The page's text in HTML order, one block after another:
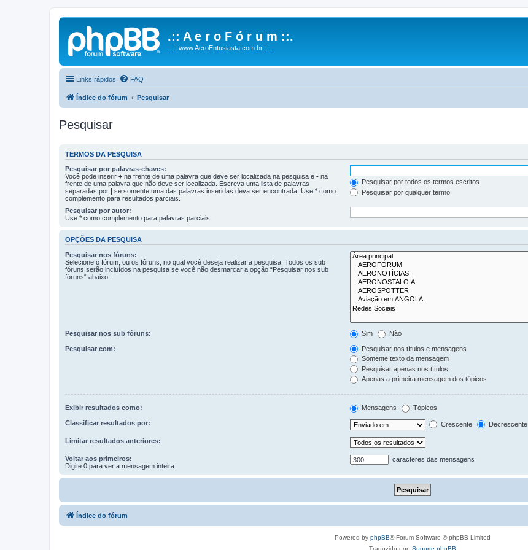
.:: A e r o F ó r u m ::.
...:: www.AeroEntusiasta.com.br ::...
Links rápidos FAQ
Índice do fórum Pesquisar
Pesquisar
TERMOS DA PESQUISA
Pesquisar por palavras-chaves:
Você pode inserir + na frente de uma palavra que deve ser localizada na pesquisa e - na
frente de uma palavra que não deve ser localizada. Escreva uma lista de palavras
separadas por | se somente uma das palavras inseridas deva ser encontrada. Use * como
complemento para resultados parciais.
Pesquisar por todos os termos escritos
Pesquisar por qualquer termo
Pesquisar por autor:
Use * como complemento para palavras parciais.
OPÇÕES DA PESQUISA
Pesquisar nos fóruns:
Selecione o fórum, ou os fóruns, no qual você deseja realizar a pesquisa. Todos os sub
fóruns serão incluídos na pesquisa se você não desmarcar a opção “Pesquisar nos sub
fóruns“ abaixo.
Pesquisar nos sub fóruns: Sim Não
Pesquisar com:
Pesquisar nos títulos e mensagens
Somente texto da mensagem
Pesquisar apenas nos títulos
Apenas a primeira mensagem dos tópicos
Exibir resultados como: Mensagens Tópicos
Classificar resultados por: Crescente Decrescente
Limitar resultados anteriores:
Voltar aos primeiros:
Digite 0 para ver a mensagem inteira.
caracteres das mensagens
Índice do fórum
Powered by phpBB® Forum Software © phpBB Limited
Traduzido por: Suporte phpBB